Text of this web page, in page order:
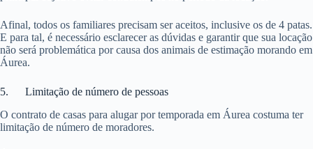
Afinal, todos os familiares precisam ser aceitos, inclusive os de 4 patas.
E para tal, é necessário esclarecer as dúvidas e garantir que sua locação
não será problemática por causa dos animais de estimação morando em
Áurea.
5. Limitação de número de pessoas
O contrato de casas para alugar por temporada em Áurea costuma ter
limitação de número de moradores.